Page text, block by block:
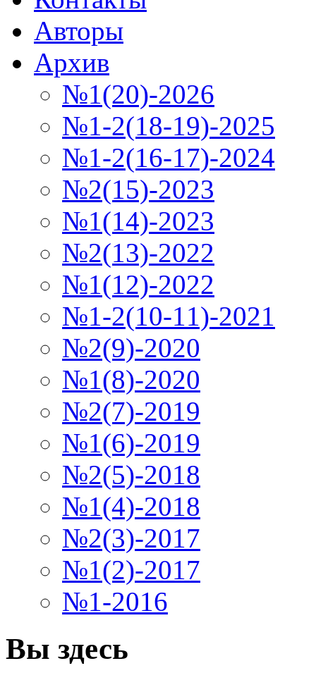
Авторы
Архив
№1(20)-2026
№1-2(18-19)-2025
№1-2(16-17)-2024
№2(15)-2023
№1(14)-2023
№2(13)-2022
№1(12)-2022
№1-2(10-11)-2021
№2(9)-2020
№1(8)-2020
№2(7)-2019
№1(6)-2019
№2(5)-2018
№1(4)-2018
№2(3)-2017
№1(2)-2017
№1-2016
Вы здесь